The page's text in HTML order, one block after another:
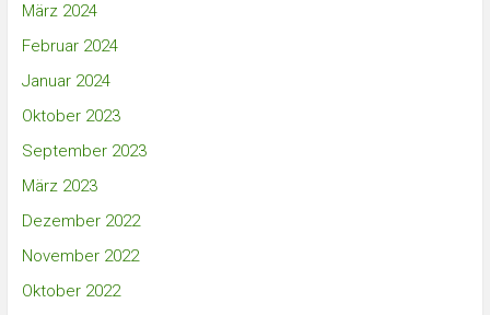
März 2024
Februar 2024
Januar 2024
Oktober 2023
September 2023
März 2023
Dezember 2022
November 2022
Oktober 2022